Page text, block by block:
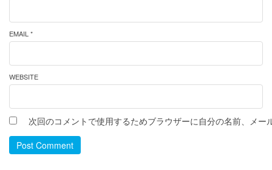
EMAIL *
WEBSITE
次回のコメントで使用するためブラウザーに自分の名前、メー
Post Comment